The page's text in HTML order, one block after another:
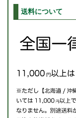
送料について